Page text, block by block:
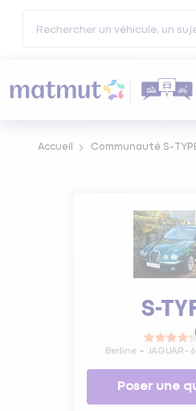
Accueil Communauté S-
S-
Berline JAGUAR -
Poser une